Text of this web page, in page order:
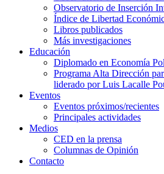
Observatorio de Inserción
Índice de Libertad
Libros publicados
Más investigaciones
Educación
Diplomado en Economía
Programa Alta Dirección
liderado por Luis Lacalle
Eventos
Eventos próximos/recientes
Principales actividades
Medios
CED en la prensa
Columnas de Opinión
Contacto